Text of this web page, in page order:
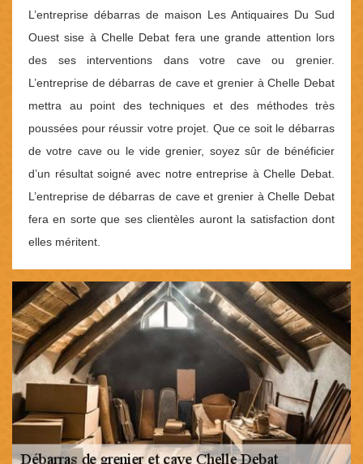
L’entreprise débarras de maison Les Antiquaires Du Sud
Ouest sise à Chelle Debat fera une grande attention lors
des ses interventions dans votre cave ou grenier.
L’entreprise de débarras de cave et grenier à Chelle Debat
mettra au point des techniques et des méthodes très
poussées pour réussir votre projet. Que ce soit le débarras
de votre cave ou le vide grenier, soyez sûr de bénéficier
d’un résultat soigné avec notre entreprise à Chelle Debat.
L’entreprise de débarras de cave et grenier à Chelle Debat
fera en sorte que ses clientèles auront la satisfaction dont
elles méritent.